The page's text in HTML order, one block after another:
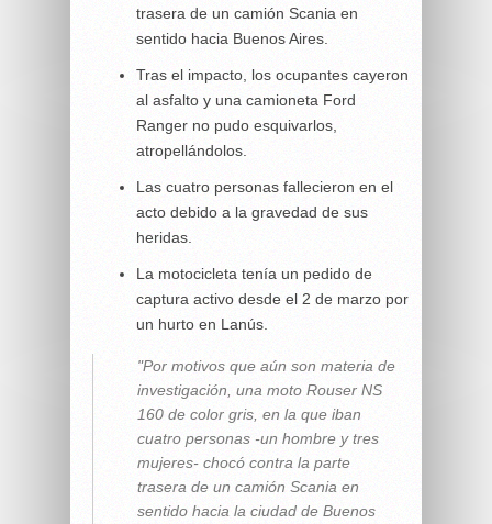
trasera de un camión Scania en
sentido hacia Buenos Aires.
Tras el impacto, los ocupantes cayeron
al asfalto y una camioneta Ford
Ranger no pudo esquivarlos,
atropellándolos.
Las cuatro personas fallecieron en el
acto debido a la gravedad de sus
heridas.
La motocicleta tenía un pedido de
captura activo desde el 2 de marzo por
un hurto en Lanús.
"Por motivos que aún son materia de
investigación, una moto Rouser NS
160 de color gris, en la que iban
cuatro personas -un hombre y tres
mujeres- chocó contra la parte
trasera de un camión Scania en
sentido hacia la ciudad de Buenos